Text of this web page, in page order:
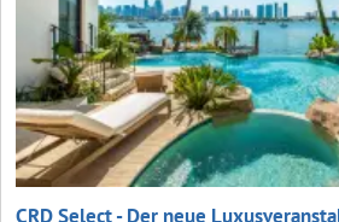
CRD Select - Der neue